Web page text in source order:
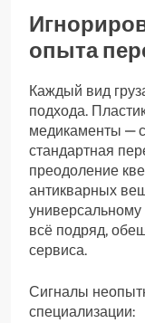
опыта
Каждый вид
подхода.
медикаменты —
стандартная
преодоление
антикварных
универсальному
всё подряд,
сервиса.
Сигналы
специализации: